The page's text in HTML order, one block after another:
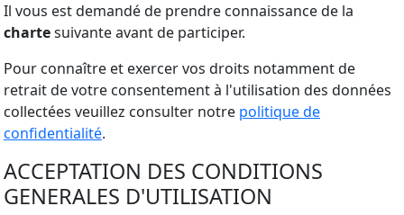
Il vous est demandé de prendre connaissance de la
chartesuivante avant de participer.
Pour connaître et exercer vos droits notamment de
retrait de votre consentement à l'utilisation des données
collectées veuillez consulter notre politique de
confidentialité.
ACCEPTATION DES CONDITIONS
GENERALES D'UTILISATION